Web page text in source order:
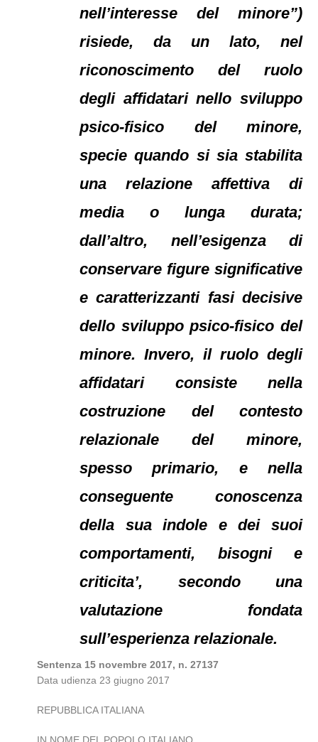
nell’interesse del minore”)
risiede, da un lato, nel
riconoscimento del ruolo
degli affidatari nello sviluppo
psico-fisico del minore,
specie quando si sia stabilita
una relazione affettiva di
media o lunga durata;
dall’altro, nell’esigenza di
conservare figure significative
e caratterizzanti fasi decisive
dello sviluppo psico-fisico del
minore. Invero, il ruolo degli
affidatari consiste nella
costruzione del contesto
relazionale del minore,
spesso primario, e nella
conseguente conoscenza
della sua indole e dei suoi
comportamenti, bisogni e
criticita’, secondo una
valutazione fondata
sull’esperienza relazionale.
Sentenza 15 novembre 2017, n. 27137
Data udienza 23 giugno 2017
REPUBBLICA ITALIANA